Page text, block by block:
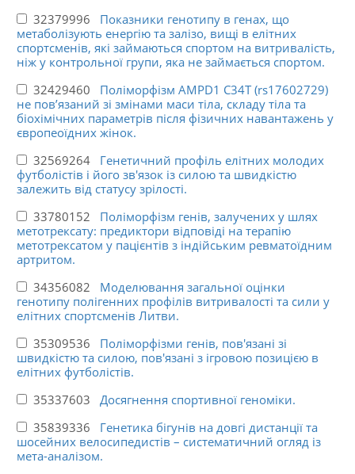
32379996 Показники генотипу в генах, що
метаболізують енергію та залізо, вищі в елітних
спортсменів, які займаються спортом на витривалість,
ніж у контрольної групи, яка не займається спортом.
32429460 Поліморфізм AMPD1 C34T (rs17602729)
не пов’язаний зі змінами маси тіла, складу тіла та
біохімічних параметрів після фізичних навантажень у
європеоїдних жінок.
32569264 Генетичний профіль елітних молодих
футболістів і його зв'язок із силою та швидкістю
залежить від статусу зрілості.
33780152 Поліморфізм генів, залучених у шлях
метотрексату: предиктори відповіді на терапію
метотрексатом у пацієнтів з індійським ревматоїдним
артритом.
34356082 Моделювання загальної оцінки
генотипу полігенних профілів витривалості та сили у
елітних спортсменів Литви.
35309536 Поліморфізми генів, пов'язані зі
швидкістю та силою, пов'язані з ігровою позицією в
елітних футболістів.
35337603 Досягнення спортивної геноміки.
35839336 Генетика бігунів на довгі дистанції та
шосейних велосипедистів – систематичний огляд із
мета-аналізом.